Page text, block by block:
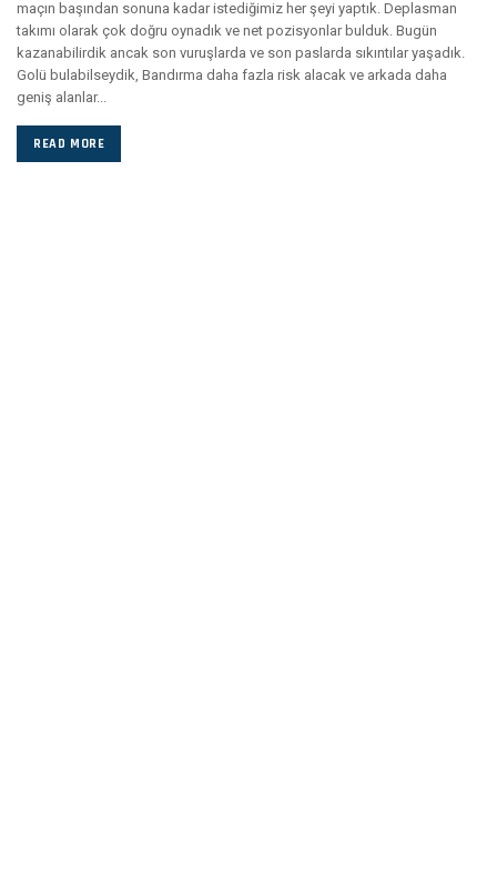
maçın başından sonuna kadar istediğimiz her şeyi yaptık. Deplasman
takımı olarak çok doğru oynadık ve net pozisyonlar bulduk. Bugün
kazanabilirdik ancak son vuruşlarda ve son paslarda sıkıntılar yaşadık.
Golü bulabilseydik, Bandırma daha fazla risk alacak ve arkada daha
geniş alanlar...
READ MORE